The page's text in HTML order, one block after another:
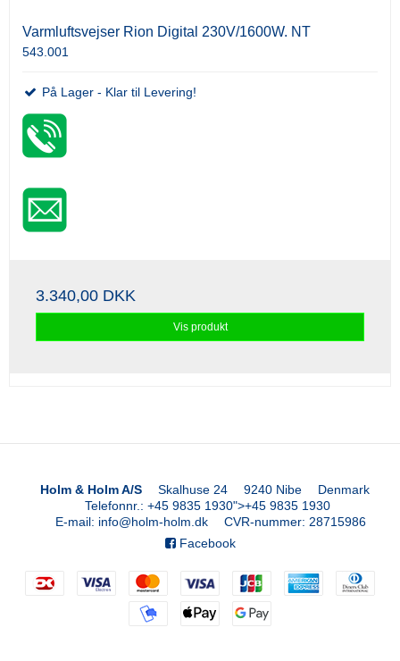
Varmluftsvejser Rion Digital 230V/1600W. NT
543.001
På Lager - Klar til Levering!
3.340,00 DKK
Vis produkt
Holm & Holm A/S Skalhuse 24 9240 Nibe
Denmark
Telefonnr. : +45 9835 1930">+45 9835 1930
E-mail: info@holm-holm.dk CVR-nummer: 28715986
Facebook